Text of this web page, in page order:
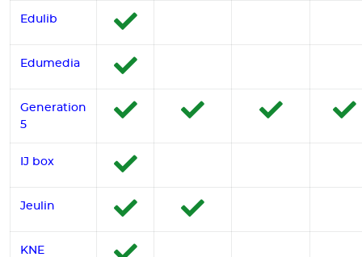
Edulib
Edumedia
Generation
5
IJ box
Jeulin
KNE